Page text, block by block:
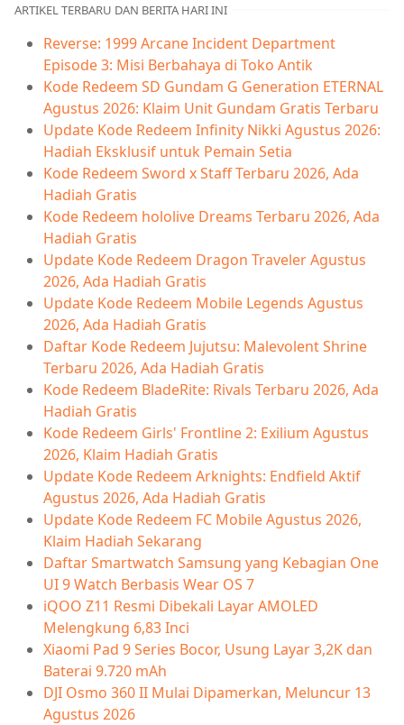
ARTIKEL TERBARU DAN BERITA HARI INI
Reverse: 1999 Arcane Incident Department
Episode 3: Misi Berbahaya di Toko Antik
Kode Redeem SD Gundam G Generation ETERNAL
Agustus 2026: Klaim Unit Gundam Gratis Terbaru
Update Kode Redeem Infinity Nikki Agustus 2026:
Hadiah Eksklusif untuk Pemain Setia
Kode Redeem Sword x Staff Terbaru 2026, Ada
Hadiah Gratis
Kode Redeem hololive Dreams Terbaru 2026, Ada
Hadiah Gratis
Update Kode Redeem Dragon Traveler Agustus
2026, Ada Hadiah Gratis
Update Kode Redeem Mobile Legends Agustus
2026, Ada Hadiah Gratis
Daftar Kode Redeem Jujutsu: Malevolent Shrine
Terbaru 2026, Ada Hadiah Gratis
Kode Redeem BladeRite: Rivals Terbaru 2026, Ada
Hadiah Gratis
Kode Redeem Girls' Frontline 2: Exilium Agustus
2026, Klaim Hadiah Gratis
Update Kode Redeem Arknights: Endfield Aktif
Agustus 2026, Ada Hadiah Gratis
Update Kode Redeem FC Mobile Agustus 2026,
Klaim Hadiah Sekarang
Daftar Smartwatch Samsung yang Kebagian One
UI 9 Watch Berbasis Wear OS 7
iQOO Z11 Resmi Dibekali Layar AMOLED
Melengkung 6,83 Inci
Xiaomi Pad 9 Series Bocor, Usung Layar 3,2K dan
Baterai 9.720 mAh
DJI Osmo 360 II Mulai Dipamerkan, Meluncur 13
Agustus 2026